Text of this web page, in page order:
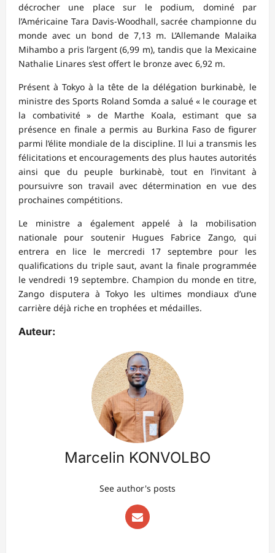
décrocher une place sur le podium, dominé par
l’Américaine Tara Davis-Woodhall, sacrée championne du
monde avec un bond de 7,13 m. L’Allemande Malaika
Mihambo a pris l’argent (6,99 m), tandis que la Mexicaine
Nathalie Linares s’est offert le bronze avec 6,92 m.
Présent à Tokyo à la tête de la délégation burkinabè, le
ministre des Sports Roland Somda a salué « le courage et
la combativité » de Marthe Koala, estimant que sa
présence en finale a permis au Burkina Faso de figurer
parmi l’élite mondiale de la discipline. Il lui a transmis les
félicitations et encouragements des plus hautes autorités
ainsi que du peuple burkinabè, tout en l’invitant à
poursuivre son travail avec détermination en vue des
prochaines compétitions.
Le ministre a également appelé à la mobilisation
nationale pour soutenir Hugues Fabrice Zango, qui
entrera en lice le mercredi 17 septembre pour les
qualifications du triple saut, avant la finale programmée
le vendredi 19 septembre. Champion du monde en titre,
Zango disputera à Tokyo les ultimes mondiaux d’une
carrière déjà riche en trophées et médailles.
Auteur:
Marcelin KONVOLBO
See author's posts